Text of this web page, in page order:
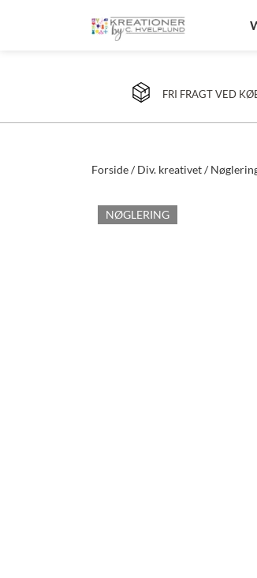
FRI FRAGT VED
Forside/ Div. kreativet/
NØGLERING